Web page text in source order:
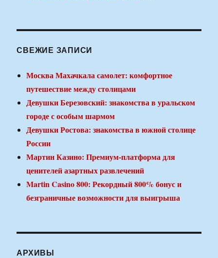
СВЕЖИЕ ЗАПИСИ
Москва Махачкала самолет: комфортное
путешествие между столицами
Девушки Березовский: знакомства в уральском
городе с особым шармом
Девушки Ростова: знакомства в южной столице
России
Мартин Казино: Премиум-платформа для
ценителей азартных развлечений
Martin Casino 800: Рекордный 800% бонус и
безграничные возможности для выигрыша
АРХИВЫ